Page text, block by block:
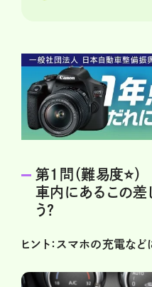
第１問（難易度⭐️）
車内にあるこの差
う？
ヒント：スマホの充電など